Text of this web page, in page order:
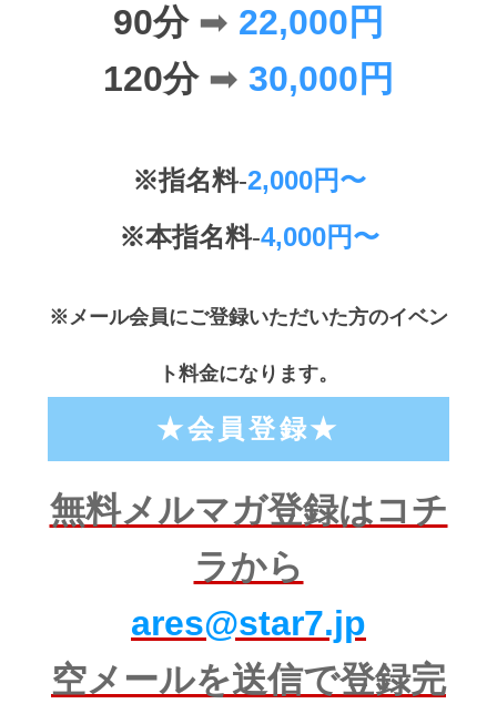
90分 ➡ 22,000円
120分 ➡ 30,000円
※指名料-2,000円〜
※本指名料-4,000円〜
※メール会員にご登録いただいた方のイベン
ト料金になります。
★会員登録★
無料メルマガ登録はコチ
ラから
ares@star7.jp
空メールを送信で登録完